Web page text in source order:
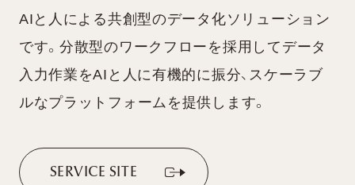
AIと人による共創型のデータ化ソリューション
です。分散型のワークフローを採用してデータ
入力作業をAIと人に有機的に振分、スケーラブ
ルなプラットフォームを提供します。
SERVICE SI T E